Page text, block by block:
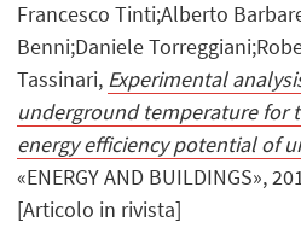
Francesco Tinti;Alberto
Benni;Daniele
Tassinari, Experimental
underground temperature for
energy efficiency potential of
«ENERGY AND BUILDINGS»,
[Articolo in rivista]